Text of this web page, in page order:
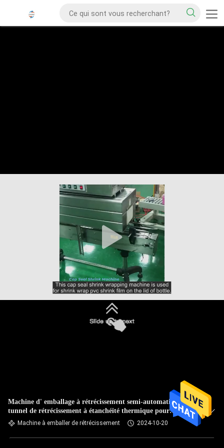
Machine d' emballage à rétrécissement semi-automatique,
tunnel de rétrécissement à étanchéité thermique pour
emballer les bouteilles
Machine à emballer de rétrécissement 2024-10-20